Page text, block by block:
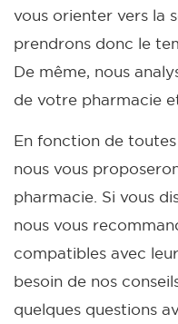
vous orienter vers la
prendrons donc le
De même, nous
de votre pharmacie
En fonction de
nous vous
pharmacie. Si vous
nous vous
compatibles avec
besoin de nos
quelques questions